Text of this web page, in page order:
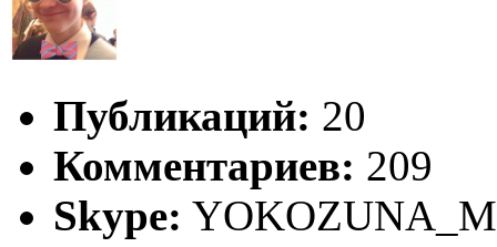
Публикаций: 20
Комментариев: 209
Skype: